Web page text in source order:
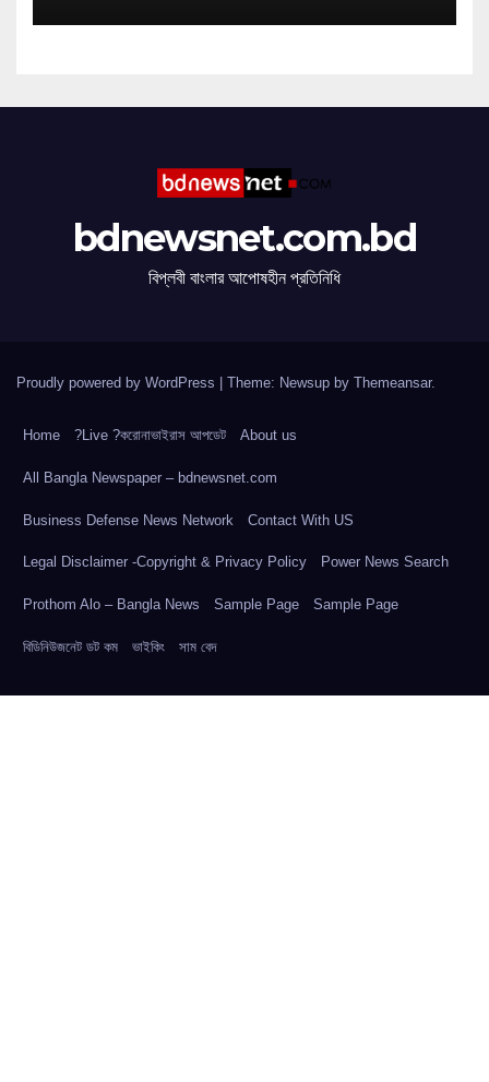
bdnewsnet.com.bd
বিপ্লবী বাংলার আপোষহীন প্রতিনিধি
Proudly powered by WordPress | Theme: Newsup by Themeansar.
Home ?Live ?করোনাভাইরাস আপডেট About us
All Bangla Newspaper – bdnewsnet.com
Business Defense News Network Contact With US
Legal Disclaimer -Copyright & Privacy Policy Power News Search
Prothom Alo – Bangla News Sample Page Sample Page
বিডিনিউজনেট ডট কম ভাইকিং সাম বেদ